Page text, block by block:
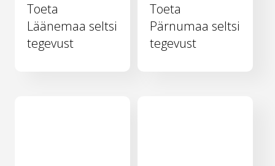
Toeta
Läänemaa seltsi
tegevust
Toeta
Pärnumaa seltsi
tegevust